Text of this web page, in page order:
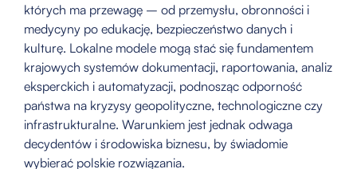
których ma przewagę – od przemysłu, obronności i
medycyny po edukację, bezpieczeństwo danych i
kulturę. Lokalne modele mogą stać się fundamentem
krajowych systemów dokumentacji, raportowania, analiz
eksperckich i automatyzacji, podnosząc odporność
państwa na kryzysy geopolityczne, technologiczne czy
infrastrukturalne. Warunkiem jest jednak odwaga
decydentów i środowiska biznesu, by świadomie
wybierać polskie rozwiązania.